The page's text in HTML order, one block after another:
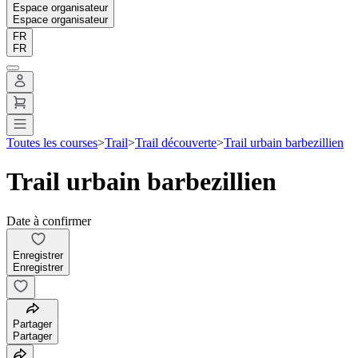
Espace organisateur
Espace organisateur
FR
FR
Toutes les courses>Trail>Trail découverte>Trail urbain barbezillien
Trail urbain barbezillien
Date à confirmer
Enregistrer
Enregistrer
Partager
Partager